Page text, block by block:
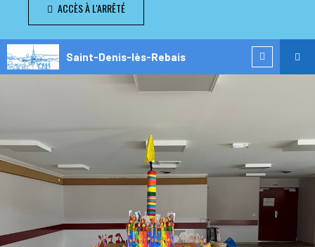
ACCÈS À L'ARRÊTÉ
Saint-Denis-lès-Rebais